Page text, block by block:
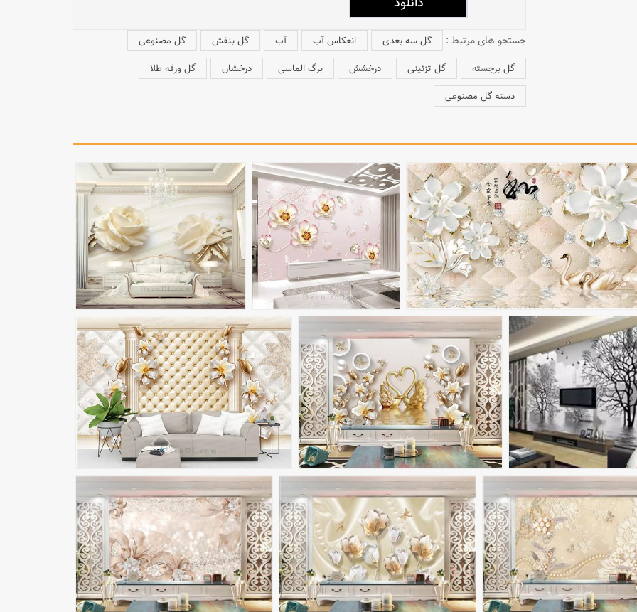
جستجو های مرتبط : گل سه بعدی انعکاس آب آب گل بنفش
گل مصنوعی
گل برجسته
گل تزئینی درخشش برگ الماسی درخشان
گل ورقه طلا
دسته گل مصنوعی